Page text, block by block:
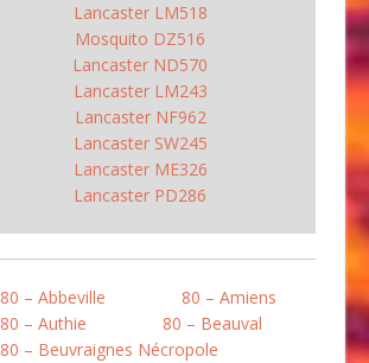
Lancaster LM518
Mosquito DZ516
Lancaster ND570
Lancaster LM243
Lancaster NF962
Lancaster SW245
Lancaster ME326
Lancaster PD286
80 – Abbeville
80 – Amiens
80 – Authie
80 – Beauval
80 – Beuvraignes Nécropole